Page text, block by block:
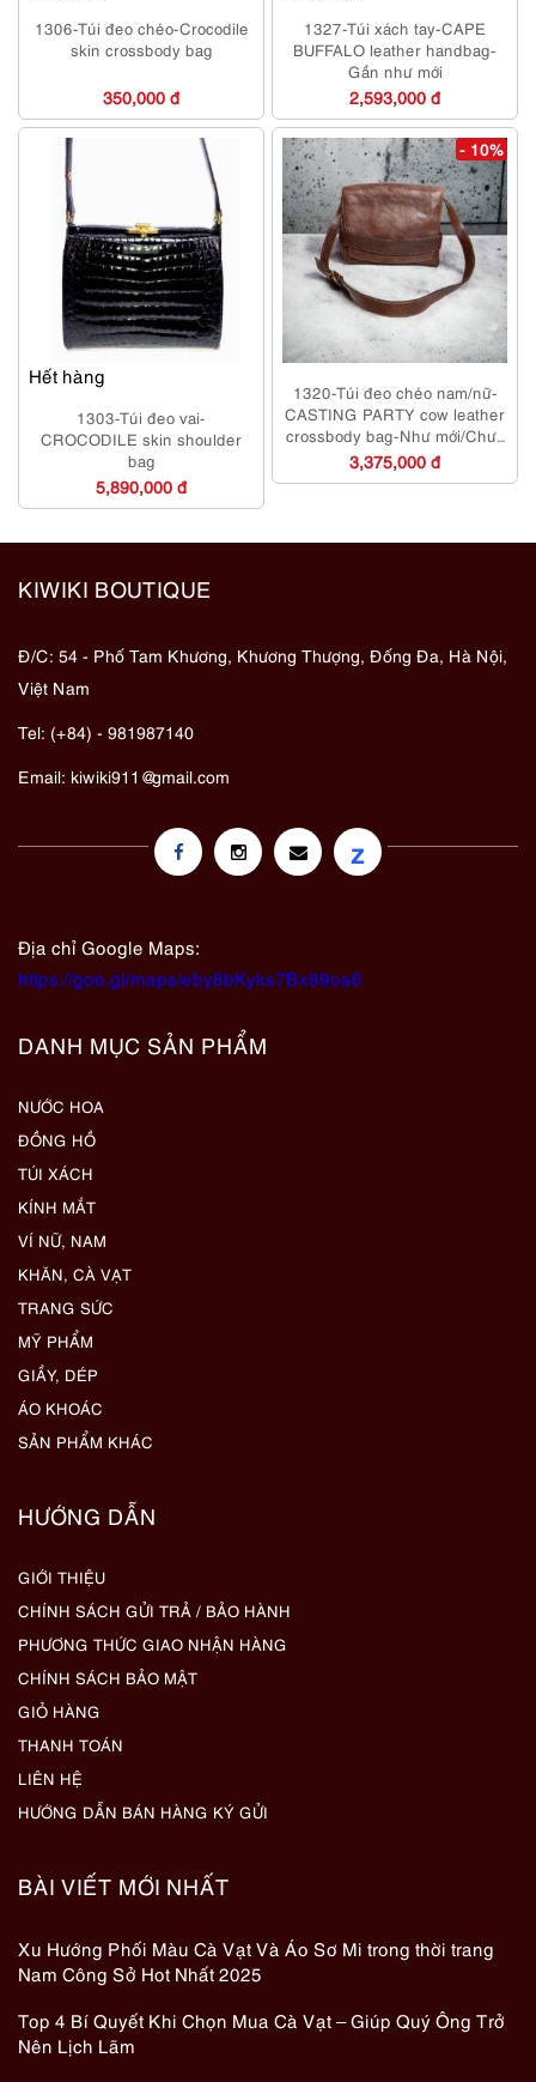
1306-Túi đeo chéo-Crocodile
skin crossbody bag
350,000 đ
1327-Túi xách tay-CAPE
BUFFALO leather handbag-
Gần như mới
2,593,000 đ
Hết hàng
1303-Túi đeo vai-
CROCODILE skin shoulder
bag
5,890,000 đ
- 10%
1320-Túi đeo chéo nam/nữ-
CASTING PARTY cow leather
crossbody bag-Như mới/Chưa
sử dụng
3,375,000 đ
KIWIKI BOUTIQUE
Đ/C: 54 - Phố Tam Khương, Khương Thượng, Đống Đa, Hà Nội,
Việt Nam
Tel: (+84) - 981987140
Email: kiwiki911@gmail.com
z
Địa chỉ Google Maps:
https://goo.gl/maps/eby8bKyks7Bx89oa6
DANH MỤC SẢN PHẨM
NƯỚC HOA
ĐỒNG HỒ
TÚI XÁCH
KÍNH MẮT
VÍ NỮ, NAM
KHĂN, CÀ VẠT
TRANG SỨC
MỸ PHẨM
GIẦY, DÉP
ÁO KHOÁC
SẢN PHẨM KHÁC
HƯỚNG DẪN
GIỚI THIỆU
CHÍNH SÁCH GỬI TRẢ / BẢO HÀNH
PHƯƠNG THỨC GIAO NHẬN HÀNG
CHÍNH SÁCH BẢO MẬT
GIỎ HÀNG
THANH TOÁN
LIÊN HỆ
HƯỚNG DẪN BÁN HÀNG KÝ GỬI
BÀI VIẾT MỚI NHẤT
Xu Hướng Phối Màu Cà Vạt Và Áo Sơ Mi trong thời trang
Nam Công Sở Hot Nhất 2025
Top 4 Bí Quyết Khi Chọn Mua Cà Vạt – Giúp Quý Ông Trở
Nên Lịch Lãm